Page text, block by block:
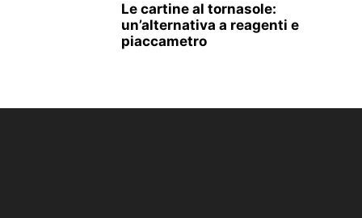
Le cartine al tornasole:
un’alternativa a reagenti e
piaccametro